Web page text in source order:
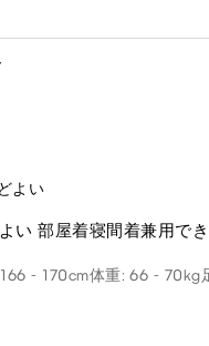
よい
い 部屋着寝間着兼用で
- 170cm体重: 66 - 70kg